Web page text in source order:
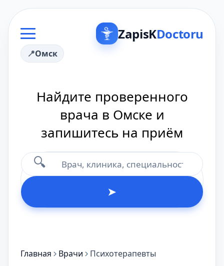
ZapisKDoctoru
Омск
Найдите проверенного
врача в Омске и
запишитесь на приём
🔍
➤
Главная Врачи Психотерапевты